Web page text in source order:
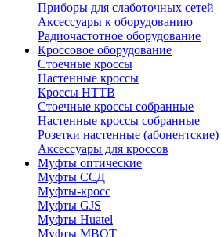
Приборы для слаботочных сетей
Аксессуары к оборудованию
Радиочастотное оборудование
Кроссовое оборудование
Стоечные кроссы
Настенные кроссы
Кроссы HTTB
Стоечные кроссы собранные
Настенные кроссы собранные
Розетки настенные (абонентские)
Аксессуары для кроссов
Муфты оптические
Муфты ССД
Муфты-кросс
Муфты GJS
Муфты Huatel
Муфты МВОТ